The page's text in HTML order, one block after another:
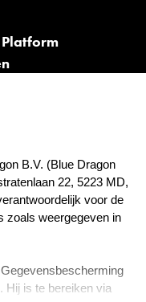
Platform
B.V. (Blue Dragon
22, 5223 MD,
voor de
zoals weergegeven in
Hij is te bereiken via